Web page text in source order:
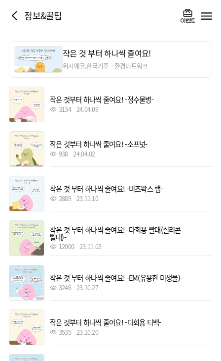
정보&꿀팁
작은 것 부터 하나씩 줄여요!
위시에코,한국기후ㆍ환경네트워크
작은 것부터 하나씩 줄여요! -정수물병-
3134 24.04.09
작은 것부터 하나씩 줄여요! -소프넛-
938 24.04.02
작은 것 부터 하나씩 줄여요! -비즈왁스 랩-
2889 23.11.10
작은 것 부터 하나씩 줄여요! -다회용 빨대(실리콘
빨대)-
12000 23.11.03
작은 것 부터 하나씩 줄여요! -EM(유용한 미생물)-
3246 23.10.27
작은 것부터 하나씩 줄여요! -다회용 티백-
3535 23.10.20